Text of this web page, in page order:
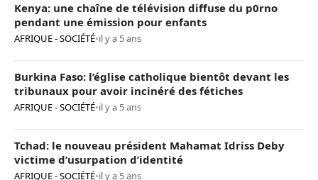
Kenya: une chaîne de télévision diffuse du p0rno
pendant une émission pour enfants
AFRIQUE - SOCIÉTÉ•il y a 5 ans
Burkina Faso: l’église catholique bientôt devant les
tribunaux pour avoir incinéré des fétiches
AFRIQUE - SOCIÉTÉ•il y a 5 ans
Tchad: le nouveau président Mahamat Idriss Deby
victime d’usurpation d’identité
AFRIQUE - SOCIÉTÉ•il y a 5 ans